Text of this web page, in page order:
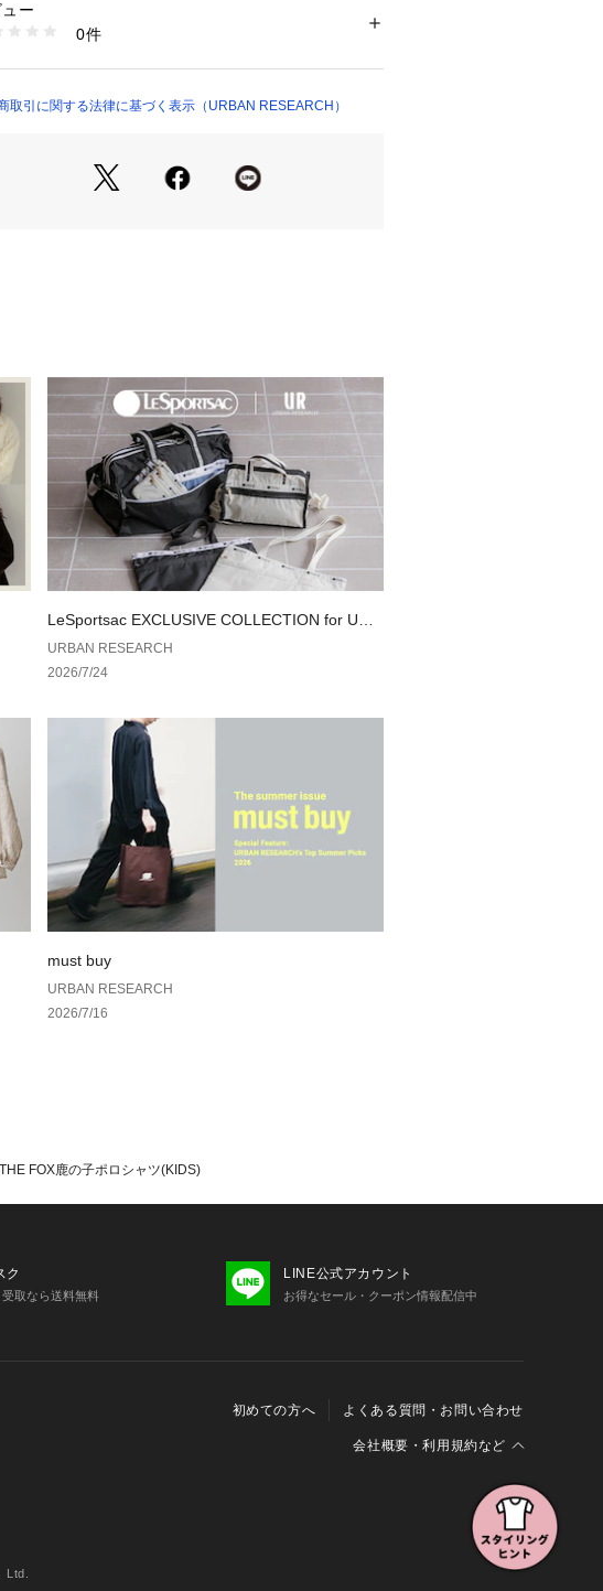
たりとしたサイジングでリラックス感のある一着
メンズリンクアイテムで、お揃いコーデはもちろん
ュニアサイズ》
がスタート。 1940～70年の約30年の間に、ナイ
アクリル、ポリエステルなどの合繊素材を用い
数々の名作を市場に提供。その年代の商品をベース
代的にアレンジした復刻が魅力です。
Spring/Summer】【26SS】
]
100～110cm
115～125cm
＝130～140cm
品画像は、光の当たり具合やパソコンなどの閲覧環
めご了承ください。
の色味の目安は、商品単体の画像をご参照くださ
に入り登録のおすすめ▼
に入り登録された商品は、マイページにて現在の価
報や在庫状況の確認が可能です。
い物リストの管理にぜひご利用ください。
感 : なし
性 : ややあり
: なし
：-
しい洗濯方法については、商品の品質表示タグをご覧くださ
番号：1650000137704 （モール）
ー
0件
取引に関する法律に基づく表示（URBAN RESEARCH）
LeSportsac EXCLUSIVE COLLECTION for URB
AN RESEARCH
URBAN RESEARCH
2026/7/24
must buy
URBAN RESEARCH
2026/7/16
FOX鹿の子ポロシャツ(KIDS)
ク
受取なら送料無料
LINE公式アカウント
お得なセール・クーポン情報配信中
初めての方へ よくある質問・お問い合わせ
会社概要・利用規約など
特定商取引に関する法律に基づく表示
Cookieおよびアクセスログについて
三井不動産グループ ソーシャルメディアガイドライン